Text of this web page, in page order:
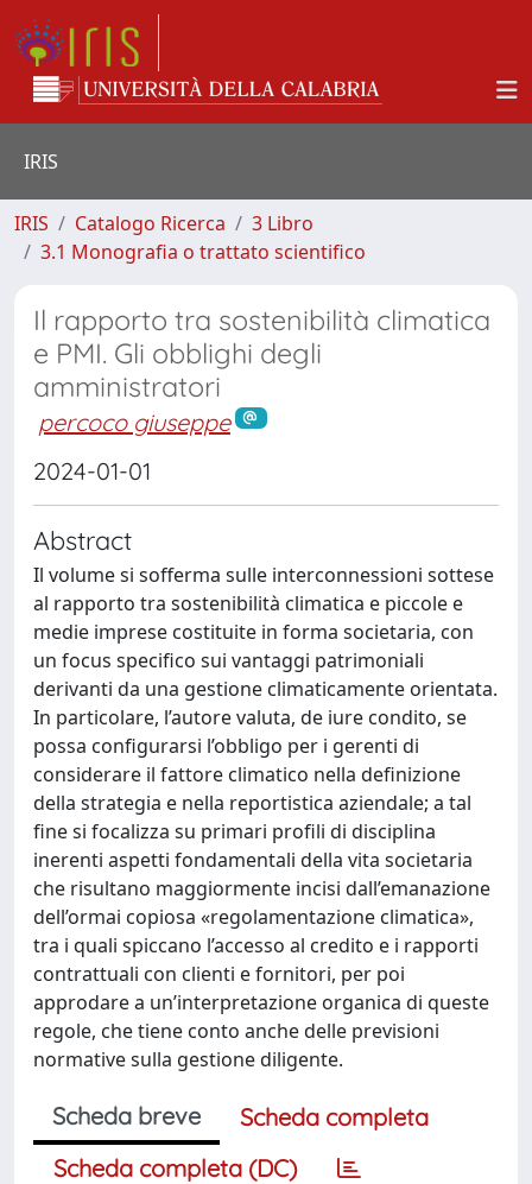
IRIS
IRIS Catalogo Ricerca
3 Libro
3.1 Monografia o trattato scientifico
Il rapporto tra sostenibilità climatica
e PMI. Gli obblighi degli
amministratori
percoco giuseppe
2024-01-01
Abstract
Il volume si sofferma sulle interconnessioni sottese
al rapporto tra sostenibilità climatica e piccole e
medie imprese costituite in forma societaria, con
un focus specifico sui vantaggi patrimoniali
derivanti da una gestione climaticamente orientata.
In particolare, l’autore valuta, de iure condito, se
possa configurarsi l’obbligo per i gerenti di
considerare il fattore climatico nella definizione
della strategia e nella reportistica aziendale; a tal
fine si focalizza su primari profili di disciplina
inerenti aspetti fondamentali della vita societaria
che risultano maggiormente incisi dall’emanazione
dell’ormai copiosa «regolamentazione climatica»,
tra i quali spiccano l’accesso al credito e i rapporti
contrattuali con clienti e fornitori, per poi
approdare a un’interpretazione organica di queste
regole, che tiene conto anche delle previsioni
normative sulla gestione diligente.
Scheda breve
Scheda completa
Scheda completa (DC)